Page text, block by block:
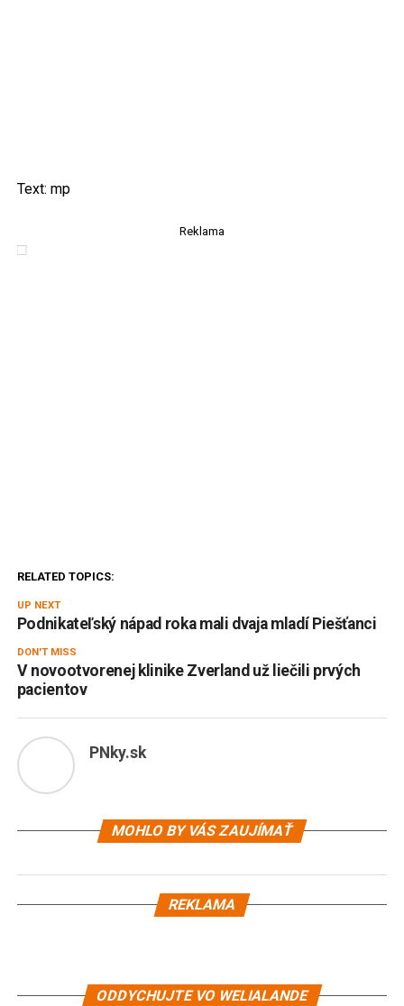
Text: mp
Reklama
RELATED TOPICS:
UP NEXT
Podnikateľský nápad roka mali dvaja mladí Piešťanci
DON'T MISS
V novootvorenej klinike Zverland už liečili prvých
pacientov
PNky.sk
MOHLO BY VÁS ZAUJÍMAŤ
REKLAMA
ODDYCHUJTE VO WELIALANDE